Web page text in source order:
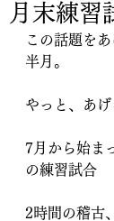
月末練習
この話題を
半月。
やっと、あ
7月から始ま
の練習試合
2時間の稽古